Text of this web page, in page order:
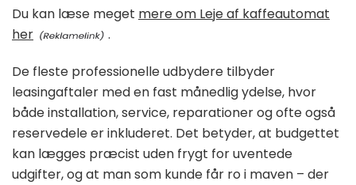
Du kan læse meget mere om Leje af kaffeautomat
her
.
De fleste professionelle udbydere tilbyder
leasingaftaler med en fast månedlig ydelse, hvor
både installation, service, reparationer og ofte også
reservedele er inkluderet. Det betyder, at budgettet
kan lægges præcist uden frygt for uventede
udgifter, og at man som kunde får ro i maven – der